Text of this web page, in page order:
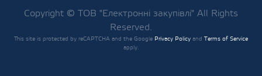
Copyright © ТОВ "Електронні закупівлі" All Rights
Reserved.
This site is protected by reCAPTCHA and the Google Privacy Policy and Terms of Service
apply.